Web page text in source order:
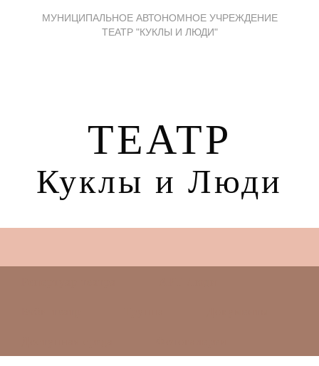
МУНИЦИПАЛЬНОЕ АВТОНОМНОЕ УЧРЕЖДЕНИЕ
ТЕАТР "КУКЛЫ И ЛЮДИ"
ТЕАТР
Куклы и Люди